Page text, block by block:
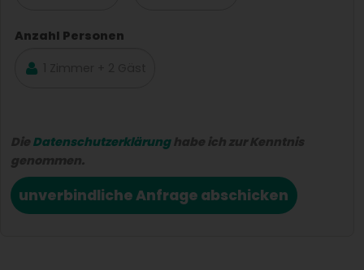
Anzahl Personen
Die Datenschutzerklärunghabe ich zur Kenntnis
genommen.
unverbindliche Anfrage abschicken